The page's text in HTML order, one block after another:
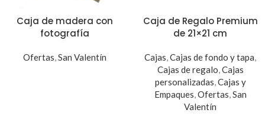
Caja de madera con
fotografía
Ofertas,San Valentín
Caja de Regalo Premium
de 21×21 cm
Cajas,Cajas de fondo y tapa,
Cajas de regalo,Cajas
personalizadas,Cajas y
Empaques,Ofertas,San
Valentín